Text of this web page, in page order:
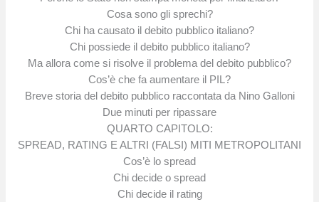
Cosa sono gli sprechi?
Chi ha causato il debito pubblico italiano?
Chi possiede il debito pubblico italiano?
Ma allora come si risolve il problema del debito pubblico?
Cos’è che fa aumentare il PIL?
Breve storia del debito pubblico raccontata da Nino Galloni
Due minuti per ripassare
QUARTO CAPITOLO:
SPREAD, RATING E ALTRI (FALSI) MITI METROPOLITANI
Cos’è lo spread
Chi decide o spread
Chi decide il rating